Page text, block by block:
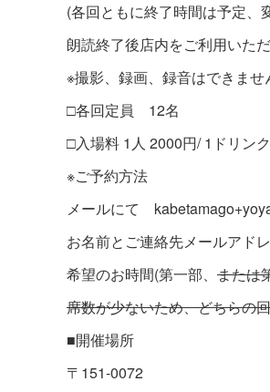
(各回ともに終了時間は予定、
朗読終了後店内をご利用いた
※撮影、録画、録音はできませ
□各回定員 12名
□入場料 1人 2000円/ 1ドリン
※ご予約方法
メールにて
お名前とご連絡先メールアド
希望のお時間(第一部、 または
席数が少ないため、どちらの
■開催場所
〒151-0072